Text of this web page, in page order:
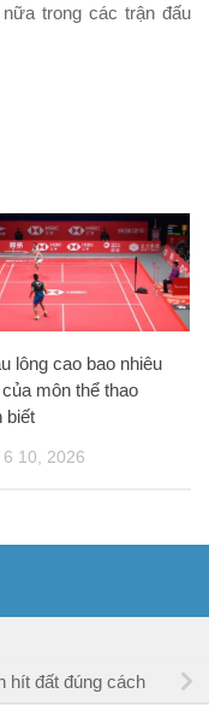
trong các trận đấu
lông cao bao nhiêu
môn thể thao
biết
10, 2026
hít đất đúng cách